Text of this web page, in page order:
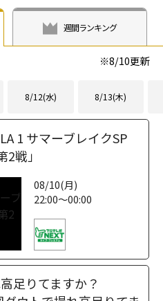
週間ランキング
※8/10更新
8/12(水) 8/13(木)
1 サマーブレイクSP
戦」
08/10(月)
22:00～00:00
足りてますか？